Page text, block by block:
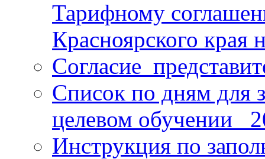
Тарифному
Красноярского края
Список по дням для
целевом обучении_
Инструкция по